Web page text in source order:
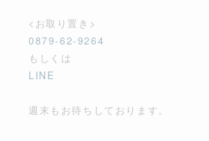
<お取り置き>
0879-62-9264
もしくは
LINE
週末もお待ちしております。